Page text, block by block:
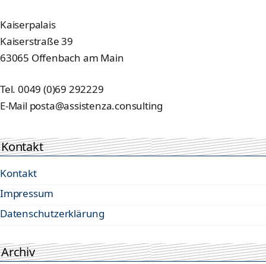
Kaiserpalais
Kaiserstraße 39
63065 Offenbach am Main
Tel. 0049 (0)69 292229
E-Mail posta@assistenza.consulting
Kontakt
Kontakt
Impressum
Datenschutzerklärung
Archiv